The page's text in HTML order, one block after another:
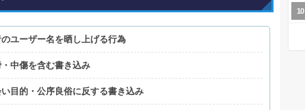
ユーザー名を晒し上げる行為
中傷を含む書き込み
目的・公序良俗に反する書き込み